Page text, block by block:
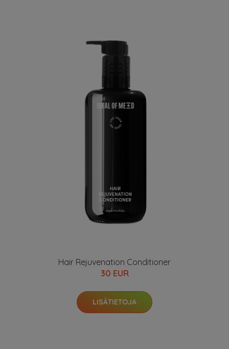
Hair Rejuvenation Conditioner
30 EUR
LISÄTIETOJA